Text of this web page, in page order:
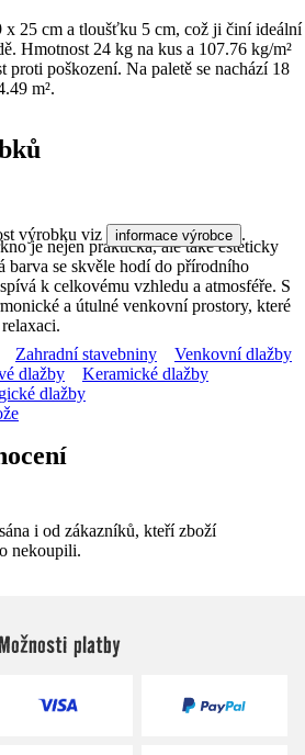
x 25 cm a tloušťku 5 cm, což ji činí ideální
Hmotnost 24 kg na kus a 107.76 kg/m²
proti poškození. Na paletě se nachází 18
m².
je nejen praktická, ale také esteticky
barva se skvěle hodí do přírodního
k celkovému vzhledu a atmosféře. S
a útulné venkovní prostory, které
výrobku viz informace výrobce .
Zahradní stavebniny
Venkovní dlažby
dlažby
Keramické dlažby
dlažby
i od zákazníků, kteří zboží
nekoupili.
platby